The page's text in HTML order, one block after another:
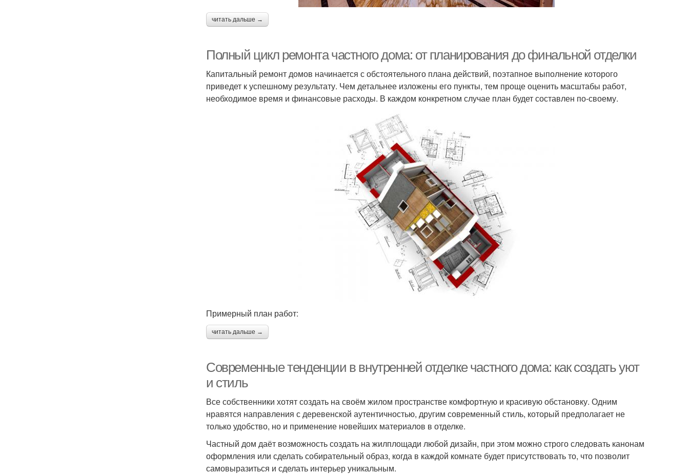
читать дальше →
Полный цикл ремонта частного дома: от планирования до финальной отделки
Капитальный ремонт домов начинается с обстоятельного плана действий, поэтапное выполнение которого
приведет к успешному результату. Чем детальнее изложены его пункты, тем проще оценить масштабы работ,
необходимое время и финансовые расходы. В каждом конкретном случае план будет составлен по-своему.
Примерный план работ:
читать дальше →
Современные тенденции в внутренней отделке частного дома: как создать уют
и стиль
Все собственники хотят создать на своём жилом пространстве комфортную и красивую обстановку. Одним
нравятся направления с деревенской аутентичностью, другим современный стиль, который предполагает не
только удобство, но и применение новейших материалов в отделке.
Частный дом даёт возможность создать на жилплощади любой дизайн, при этом можно строго следовать канонам
оформления или сделать собирательный образ, когда в каждой комнате будет присутствовать то, что позволит
самовыразиться и сделать интерьер уникальным.